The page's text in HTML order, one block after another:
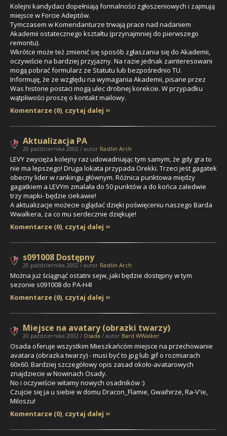
Kolejni kandydaci dopełniają formalności zgłoszeniowych i zajmują
miejsce w Forcie Adeptów.
Tymczasem w Komendanturze trwają prace nad nadaniem
Akademii ostatecznego kształtu (przynajmniej do pierwszego
remontu).
Wkrótce może też zmienić się sposób zgłaszania się do Akademii,
oczywiście na bardziej przyjazny. Na razie jednak zainteresowani
mogą pobrać formularz ze Statutu lub bezpośrednio TU.
Informuję, że ze względu na wymagania Akademii, pisane przez
Was historie postaci mogą ulec drobnej korekcie. W przypadku
wątpliwości proszę o kontakt mailowy.
Komentarze (0), czytaj dalej
Aktualizacja PA
20 października 2002 / autor Rastlin Arch
LEVY zwycięża kolejny raz udowadniając tym samym, że gdy gra to
nie ma lepszego! Druga lokata przypada Orekki. Trzeci jest gagatek
obecny lider w rankingu głównym. Różnica punktowa między
gagatkiem a LEVYm zmalała do 50 punktów a do końca zaledwie
trzy mapki- będzie ciekawie!
A aktualizacje możecie oglądać dzięki poświęceniu naszego Barda
Wwalkera, za co mu serdecznie dziękuje!
Komentarze (0), czytaj dalej
s091008 Dostępny
20 października 2002 / autor Rastlin Arch
Można już ściągnąć ostatni sejw, jaki będzie dostępny w tym
sezonie s091008 do PA-H4!
Komentarze (0), czytaj dalej
Miejsce na avatary (obrazki twarzy)
20 października 2002 / Osada / autor Bard WWalker
Osada oferuje wszystkim Mieszkańcóm miejsce na przechowanie
avatara (obrazka twarzy) - musi być to jpg lub gif o rozmiarach
60x60. Bardziej szczegółowy opis zasad około-avatarowych
znajdziecie w Nowinach Osady.
No i oczywiście witamy nowych osadników :)
Czujcie się ja u siebie w domu Dracon_Flamie, Gwaihirze, Ra-V'ie,
Miloszu!
Komentarze (0), czytaj dalej